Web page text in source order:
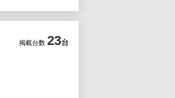
掲載台数 23台